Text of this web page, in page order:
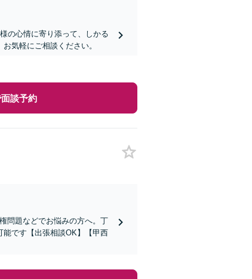
の心情に寄り添って、しかる
気軽にご相談ください。
談予約
問題などでお悩みの方へ。丁
です【出張相談OK】【甲西